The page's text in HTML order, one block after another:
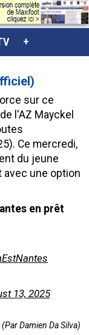
+
sur ce
l'AZ Mayckel
Ce mercredi,
du jeune
avec une option
en prêt
13, 2025
(Par Damien Da Silva)